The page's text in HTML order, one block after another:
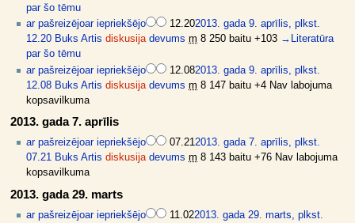
par šo tēmu
ar pašreizējoar iepriekšējo 12.202013. gada 9. aprīlis, plkst.
12.20 Buks Artis diskusija devums m 8 250 baitu +103 → Literatūra
par šo tēmu
ar pašreizējoar iepriekšējo 12.082013. gada 9. aprīlis, plkst.
12.08 Buks Artis diskusija devums m 8 147 baitu +4 Nav labojuma
kopsavilkuma
2013. gada 7. aprīlis
ar pašreizējoar iepriekšējo 07.212013. gada 7. aprīlis, plkst.
07.21 Buks Artis diskusija devums m 8 143 baitu +76 Nav labojuma
kopsavilkuma
2013. gada 29. marts
ar pašreizējoar iepriekšējo 11.022013. gada 29. marts, plkst.